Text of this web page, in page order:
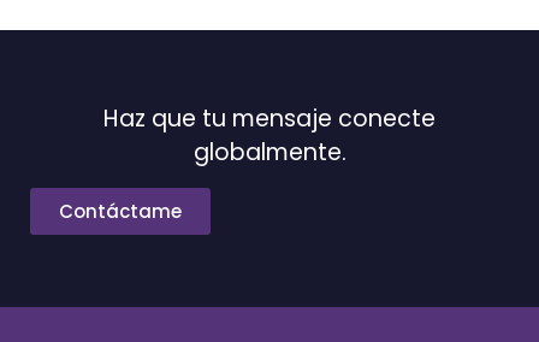
Haz que tu mensaje conecte
globalmente.
Contáctame